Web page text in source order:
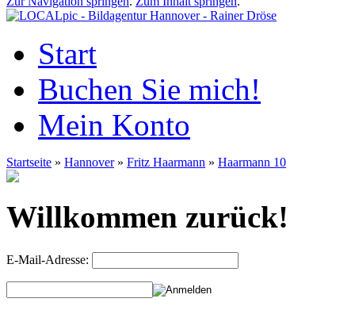
Start
Buchen Sie mich!
Mein Konto
Startseite » Hannover» Fritz Haarmann » Haarmann 10
Willkommen zurück!
E-Mail-Adresse: